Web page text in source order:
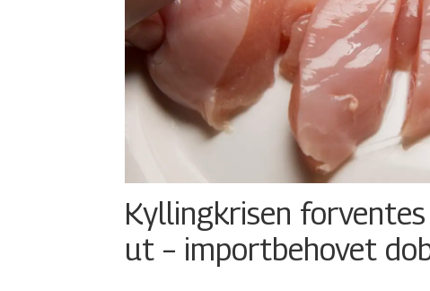
Kyllingkrisen
ut – importbehovet